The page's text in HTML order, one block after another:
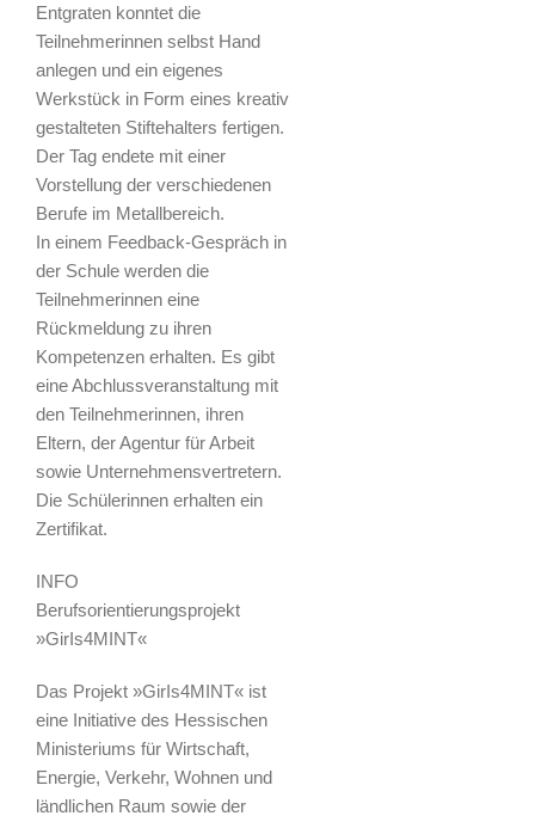
Entgraten konntet die
Teilnehmerinnen selbst Hand
anlegen und ein eigenes
Werkstück in Form eines kreativ
gestalteten Stiftehalters fertigen.
Der Tag endete mit einer
Vorstellung der verschiedenen
Berufe im Metallbereich.
In einem Feedback-Gespräch in
der Schule werden die
Teilnehmerinnen eine
Rückmeldung zu ihren
Kompetenzen erhalten. Es gibt
eine Abchlussveranstaltung mit
den Teilnehmerinnen, ihren
Eltern, der Agentur für Arbeit
sowie Unternehmensvertretern.
Die Schülerinnen erhalten ein
Zertifikat.
INFO
Berufsorientierungsprojekt
»GirIs4MINT«
Das Projekt »GirIs4MINT« ist
eine Initiative des Hessischen
Ministeriums für Wirtschaft,
Energie, Verkehr, Wohnen und
ländlichen Raum sowie der